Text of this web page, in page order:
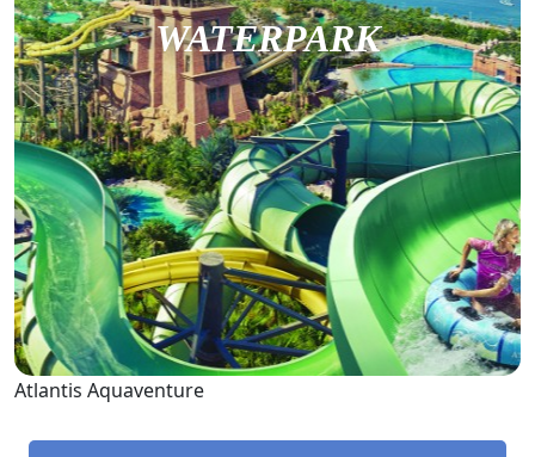
WATERPARK
Atlantis Aquaventure